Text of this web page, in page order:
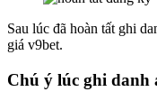
Sau lúc đã hoàn tất ghi
giá v9bet.
Chú ý lúc ghi danh